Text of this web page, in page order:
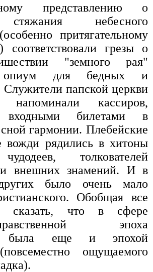
представлению о
небесного
притягательному
соответствовали грезы о
"земного рая"
опиум для бедных и
Служители папской церкви
кассиров,
входными билетами в
гармонии. Плебейские
вожди рядились в хитоны
толкователей
и внешних знамений. И в
было очень мало
Обобщая все
сказать, что в сфере
нравственной эпоха
была еще и эпохой
ощущаемого